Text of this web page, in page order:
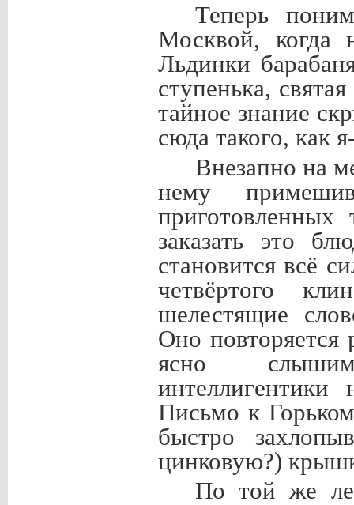
Теперь
Москвой, когда
Льдинки
ступенька,
тайное знание
сюда такого, как
Внезапно на
нему
заказать это
становится всё
четвёртого
шелестящие
Оно повторяется
ясно
Письмо к
быстро
цинковую?)
По той же